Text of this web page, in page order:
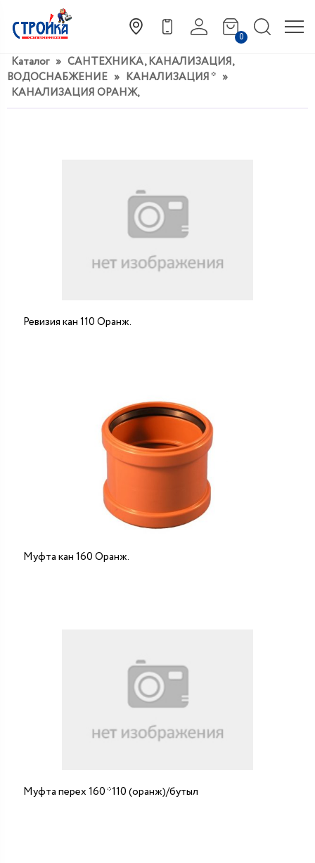
0
Каталог » САНТЕХНИКА, КАНАЛИЗАЦИЯ,
ВОДОСНАБЖЕНИЕ » КАНАЛИЗАЦИЯ * »
КАНАЛИЗАЦИЯ ОРАНЖ,
Ревизия кан 110 Оранж.
Муфта кан 160 Оранж.
Муфта перех 160 *110 (оранж)/бутыл